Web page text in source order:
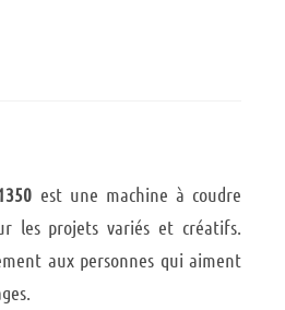
est une machine à coudre
les projets variés et créatifs.
aux personnes qui aiment